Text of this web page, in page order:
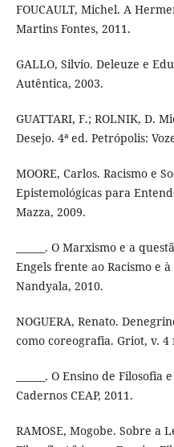
FOUCAULT, Michel. A
Martins Fontes, 2011.
GALLO, Silvio. Deleuze e
Autêntica, 2003.
GUATTARI, F.; ROLNIK, D.
Desejo. 4ª ed. Petrópolis:
MOORE, Carlos. Racismo e
Epistemológicas para
Mazza, 2009.
______. O Marxismo e a
Engels frente ao Racismo e
Nandyala, 2010.
NOGUERA, Renato.
como coreografia. Griot, v. 4
______. O Ensino de
Cadernos CEAP, 2011.
RAMOSE, Mogobe. Sobre a